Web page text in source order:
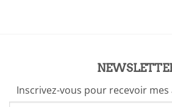
Inscrivez-vous pour recevoir